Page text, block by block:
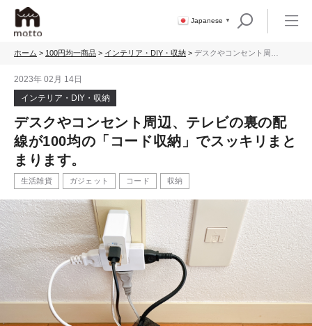
Japanese ▼
ホーム > 100円均一商品 > インテリア・DIY・収納 > デスクやコンセント周
2023年 02月 14日
インテリア・DIY・収納
デスクやコンセント周辺、テレビの裏の配
線が100均の「コード収納」でスッキリまと
まります。
生活雑貨 ガジェット コード 収納